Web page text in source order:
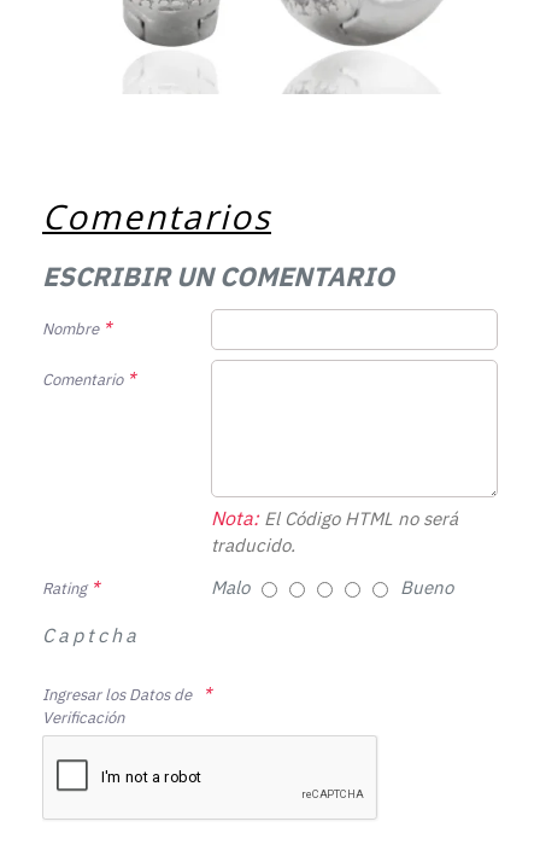
Comentarios
ESCRIBIR UN COMENTARIO
Nombre
Comentario
Nota:El Código HTML no será
traducido.
Rating Malo Bueno
Captcha
Ingresar los Datos de
Verificación